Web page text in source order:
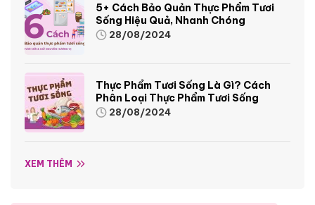
5+ Cách Bảo Quản Thực Phẩm Tươi
Sống Hiệu Quả, Nhanh Chóng
28/08/2024
Thực Phẩm Tươi Sống Là Gì? Cách
Phân Loại Thực Phẩm Tươi Sống
28/08/2024
XEM THÊM